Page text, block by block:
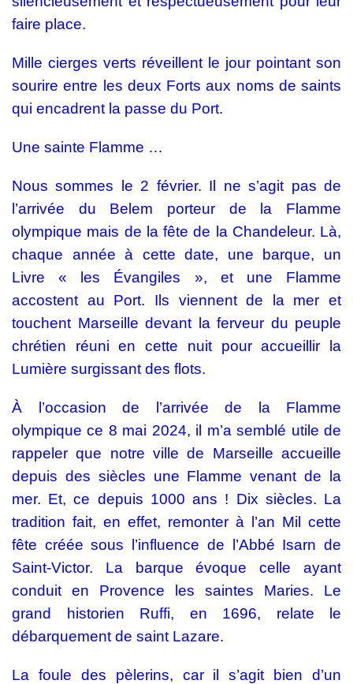
faire place.
Mille cierges verts réveillent le jour pointant son
sourire entre les deux Forts aux noms de saints
qui encadrent la passe du Port.
Une sainte Flamme …
Nous sommes le 2 février. Il ne s’agit pas de
l’arrivée du Belem porteur de la Flamme
olympique mais de la fête de la Chandeleur. Là,
chaque année à cette date, une barque, un
Livre « les Évangiles », et une Flamme
accostent au Port. Ils viennent de la mer et
touchent Marseille devant la ferveur du peuple
chrétien réuni en cette nuit pour accueillir la
Lumière surgissant des flots.
À l’occasion de l’arrivée de la Flamme
olympique ce 8 mai 2024, il m’a semblé utile de
rappeler que notre ville de Marseille accueille
depuis des siècles une Flamme venant de la
mer. Et, ce depuis 1000 ans ! Dix siècles. La
tradition fait, en effet, remonter à l’an Mil cette
fête créée sous l’influence de l’Abbé Isarn de
Saint-Victor. La barque évoque celle ayant
conduit en Provence les saintes Maries. Le
grand historien Ruffi, en 1696, relate le
débarquement de saint Lazare.
La foule des pèlerins, car il s’agit bien d’un